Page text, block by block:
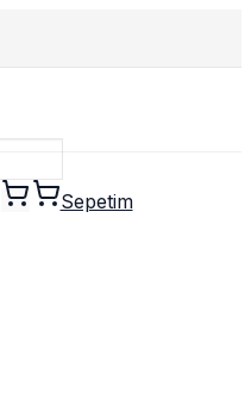
Sepetim